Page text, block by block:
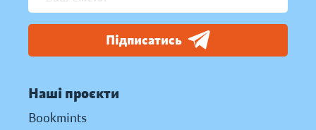
Підписатись
Наші проєкти
Bookmints